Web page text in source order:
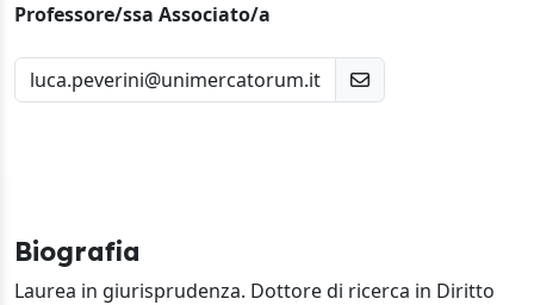
Professore/ssa Associato/a
luca.peverini@unimercatorum.it
Biografia
Laurea in giurisprudenza. Dottore di ricerca in Diritto